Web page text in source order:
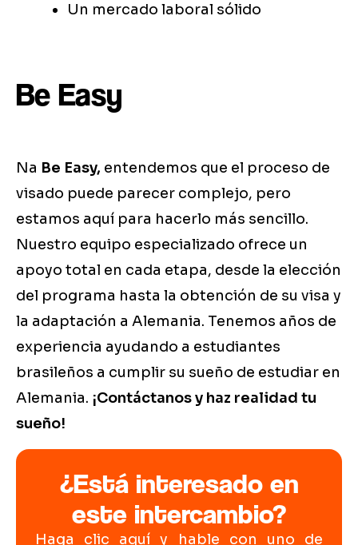
Un mercado laboral sólido
Be Easy
Na Be Easy, entendemos que el proceso de
visado puede parecer complejo, pero
estamos aquí para hacerlo más sencillo.
Nuestro equipo especializado ofrece un
apoyo total en cada etapa, desde la elección
del programa hasta la obtención de su visa y
la adaptación a Alemania. Tenemos años de
experiencia ayudando a estudiantes
brasileños a cumplir su sueño de estudiar en
Alemania. ¡Contáctanos y haz realidad tu
sueño!
¿Está interesado en
este intercambio?
Haga clic aquí y hable con uno de